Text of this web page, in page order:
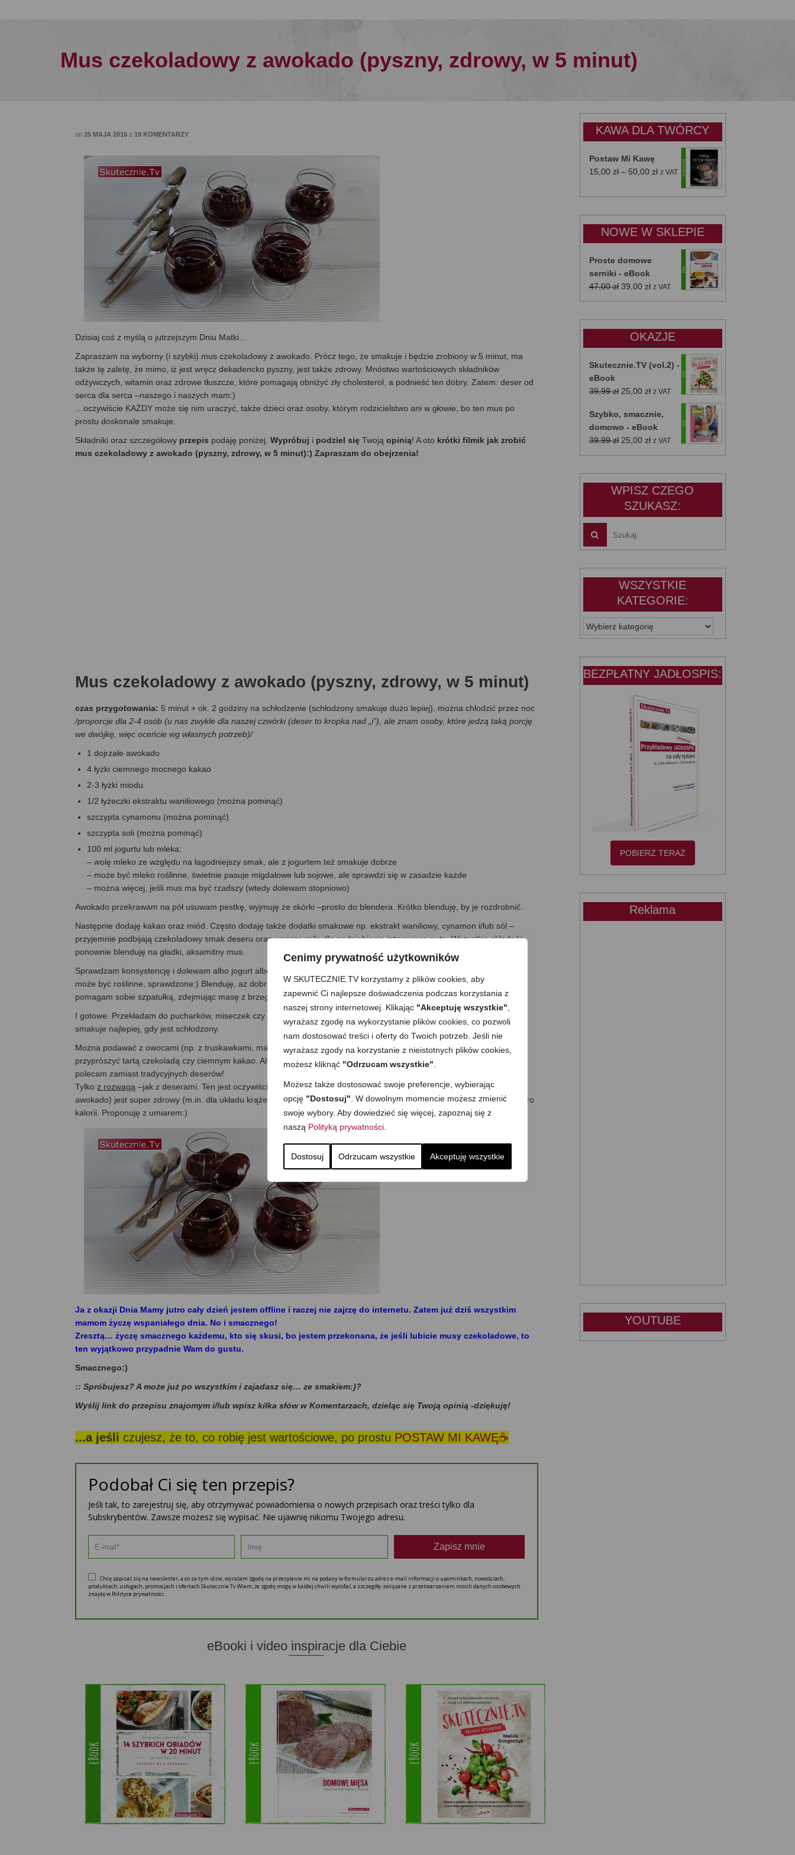
Cenimy prywatność użytkowników
W SKUTECZNIE.TV korzystamy z plików cookies, aby
zapewnić Ci najlepsze doświadczenia podczas korzystania z
naszej strony internetowej. Klikając "Akceptuję wszystkie"
wyrażasz zgodę na wykorzystanie plików cookies, co pozwoli
nam dostosować treści i oferty do Twoich potrzeb. Jeśli nie
wyrażasz zgody na korzystanie z nieistotnych plików cookies,
możesz kliknąć "Odrzucam wszystkie"
Możesz także dostosować swoje preferencje, wybierając
opcję "Dostosuj" . W dowolnym momencie możesz zmienić
swoje wybory. Aby dowiedzieć się więcej, zapoznaj się z
naszą Polityką prywatności
Dostosuj Odrzucam wszystkie Akceptuję wszystkie
Mus czekoladowy z awokado (pyszny, zdrowy, w 5 minut)
on 25 MAJA 2016 z 19 KOMENTARZY
Dzisiaj coś z myślą o jutrzejszym Dniu Matki…
Zapraszam na wyborny (i szybki) mus czekoladowy z awokado. Prócz tego, że smakuje i będzie zrobiony w 5 minut, ma
także tę zaletę, że mimo, iż jest wręcz dekadencko pyszny, jest także zdrowy. Mnóstwo wartościowych składników
odżywczych, witamin oraz zdrowe tłuszcze, które pomagają obniżyć zły cholesterol, a podnieść ten dobry. Zatem: deser od
serca dla serca –naszego i naszych mam:)
…oczywiście KAŻDY może się nim uraczyć, także dzieci oraz osoby, którym rodzicielstwo ani w głowie, bo ten mus po
prostu doskonale smakuje.
Składniki oraz szczegółowy przepis podaję poniżej. Wypróbuj i podziel się Twoją opinią! A oto krótki filmik jak zrobić
mus czekoladowy z awokado (pyszny, zdrowy, w 5 minut):) Zapraszam do obejrzenia!
Mus czekoladowy z awokado (pyszny, zdrowy, w 5 minut)
czas przygotowania: 5 minut + ok. 2 godziny na schłodzenie (schłodzony smakuje dużo lepiej), można chłodzić przez noc
/proporcje dla 2-4 osób (u nas zwykle dla naszej czwórki (deser to kropka nad „i”), ale znam osoby, które jedzą taką porcję
we dwójkę, więc oceńcie wg własnych potrzeb)/
1 dojrzałe awokado
4 łyżki ciemnego mocnego kakao
2-3 łyżki miodu
1/2 łyżeczki ekstraktu waniliowego (można pominąć)
szczypta cynamonu (można pominąć)
szczypta soli (można pominąć)
100 ml jogurtu lub mleka:
– wolę mleko ze względu na łagodniejszy smak, ale z jogurtem też smakuje dobrze
– może być mleko roślinne, świetnie pasuje migdałowe lub sojowe, ale sprawdzi się w zasadzie każde
– można więcej, jeśli mus ma być rzadszy (wtedy dolewam stopniowo)
Awokado przekrawam na pół usuwam pestkę, wyjmuję ze skórki –prosto do blendera. Krótko blenduję, by je rozdrobnić.
Następnie dodaję kakao oraz miód. Często dodaję także dodatki smakowe np. ekstrakt waniliowy, cynamon i/lub sól –
przyjemnie podbijają czekoladowy smak deseru oraz wnoszą miłą dla podniebienia intrygującą nutę. Wszystkie składniki
ponownie blenduję na gładki, aksamitny mus.
Sprawdzam konsystencję i dolewam albo jogurt albo mleko. U mnie najczęściej mleko, bo mus ma łagodniejszy smak –
może być roślinne, sprawdzone:) Blenduję, aż dobrze połączy się z masą. Jeśli trzeba, a u mnie zwykle trzeba, to
pomagam sobie szpatułką, zdejmując masę z brzegów i mieszam tak, by wszystkie składniki dobrze się połączyły.
I gotowe. Przekładam do pucharków, miseczek czy innych naczyń i wstawiam do lodówki na minimum 2 godziny. Mus
smakuje najlepiej, gdy jest schłodzony.
Można podawać z owocami (np. z truskawkami, malinami czy jagodami) lub z odrobiną bitej śmietany bądź po prostu
przyprószyć tartą czekoladą czy ciemnym kakao. Albo podać bez żadnych dodatków:) Smakuje nieziemsko. Gorąco
polecam zamiast tradycyjnych deserów!
Tylko z rozwagą –jak z deserami. Ten jest oczywiście zdrowy, ma mnóstwo wartościowych składników, tu nawet tłuszcz (z
awokado) jest super zdrowy (m.in. dla układu krążenia), ale to jednak nadal tłuszcz, więc mimo, że zdrowy, ma także sporo
kalorii. Proponuję z umiarem:)
Ja z okazji Dnia Mamy jutro cały dzień jestem offline i raczej nie zajrzę do internetu. Zatem już dziś wszystkim
mamom życzę wspaniałego dnia. No i smacznego!
Zresztą… życzę smacznego każdemu, kto się skusi, bo jestem przekonana, że jeśli lubicie musy czekoladowe, to
ten wyjątkowo przypadnie Wam do gustu.
Smacznego:)
:: Spróbujesz? A może już po wszystkim i zajadasz się… ze smakiem:)?
Wyślij link do przepisu znajomym i/lub wpisz kilka słów w Komentarzach, dzieląc się Twoją opinią -dziękuję!
...a jeśli czujesz, że to, co robię jest wartościowe, po prostu POSTAW MI KAWĘ☕
Podobał Ci się ten przepis?
Jeśli tak, to zarejestruj się, aby otrzymywać powiadomienia o nowych przepisach oraz treści tylko dla
Subskrybentów. Zawsze możesz się wypisać. Nie ujawnię nikomu Twojego adresu.
Zapisz mnie
Chcę zapisać się na newsletter, a co za tym idzie, wyrażam zgodę na przesyłanie mi na podany w formularzu adres e-mail informacji o upominkach, nowościach,
produktach, usługach, promocjach i ofertach Skutecznie.Tv Wiem, że zgodę mogę w każdej chwili wycofać, a szczegóły związane z przetwarzaniem moich danych osobowych
znajdę w Polityce prywatności.
eBooki i video inspiracje dla Ciebie
KAWA DLA TWÓRCY
Postaw Mi Kawę
15,00 zł – 50,00 złZakres
od
do
50,00 zł
z VAT
NOWE W SKLEPIE
Proste domowe
serniki - eBook
47,00zł Pierwotna
cena
39,00 złAktualna
cena
z VAT
OKAZJE
Skutecznie.TV (vol.2) -
eBook
39,99zł Pierwotna
wynosiła:
39,99 zł.
25,00 złAktualna
wynosi:
25,00 zł.
z VAT
Szybko, smacznie,
domowo - eBook
39,99zł Pierwotna
cena
25,00 złAktualna
cena
z VAT
WPISZ CZEGO
SZUKASZ:
WSZYSTKIE
KATEGORIE:
WSZYSTKIE
KATEGORIE:
BEZPŁATNY JADŁOSPIS:
POBIERZ TERAZ
Reklama
YOUTUBE